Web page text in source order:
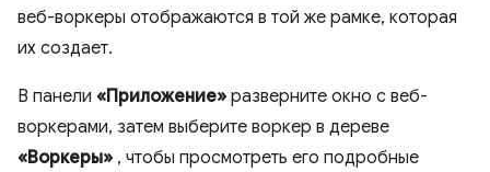
веб-воркеры отображаются в той же рамке, которая
их создает.
В панели «Приложение» разверните окно с веб-
воркерами, затем выберите воркер в дереве
«Воркеры» , чтобы просмотреть его подробные